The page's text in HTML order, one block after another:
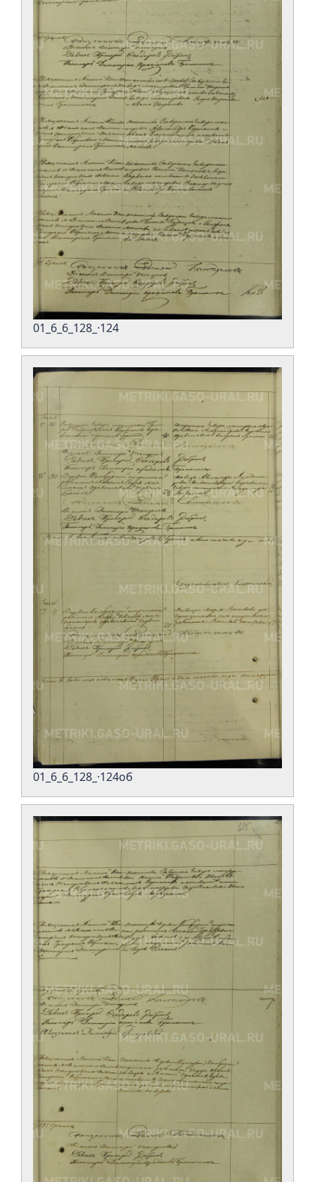
01_6_6_128_·124
01_6_6_128_·124об